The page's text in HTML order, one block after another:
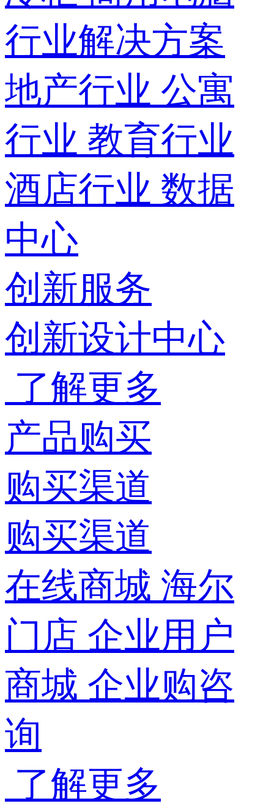
行业解决方案
地产行业 公寓
行业 教育行业
酒店行业 数据
中心
创新服务
创新设计中心
了解更多
产品购买
购买渠道
购买渠道
在线商城 海尔
门店 企业用户
商城 企业购咨
询
了解更多